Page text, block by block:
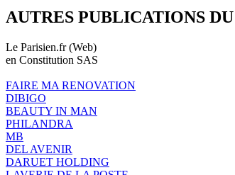
AUTRES PUBLICATIONS
Le Parisien.fr (Web)
en Constitution SAS
FAIRE MA RENOVATION
DIBIGO
BEAUTY IN MAN
PHILANDRA
MB
DEL AVENIR
DARUET HOLDING